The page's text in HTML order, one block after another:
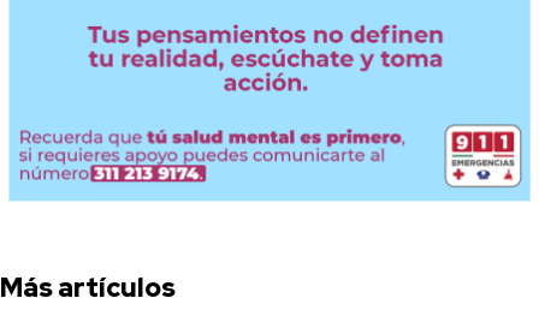
Más artículos